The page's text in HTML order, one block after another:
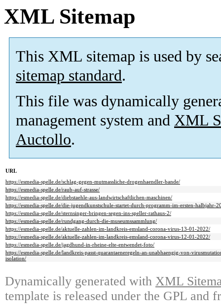
XML Sitemap
This XML sitemap is used by
sitemap standard.
This file was dynamically
management system and XML
Auctollo.
URL
https://esmedia-spelle.de/schlag-gegen-mutmassliche-drogenhaendler-bande/
https://esmedia-spelle.de/raub-auf-strasse/
https://esmedia-spelle.de/diebstaehle-aus-landwirtschaftlichen-maschinen/
https://esmedia-spelle.de/die-jugendkunstschule-startet-durch-programm-im-ersten-halbjahr-
https://esmedia-spelle.de/sternsinger-bringen-segen-ins-speller-rathaus-2/
https://esmedia-spelle.de/rundgang-durch-die-museumssammlung/
https://esmedia-spelle.de/aktuelle-zahlen-im-landkreis-emsland-corona-virus-13-01-2022/
https://esmedia-spelle.de/aktuelle-zahlen-im-landkreis-emsland-corona-virus-12-01-2022/
https://esmedia-spelle.de/jagdhund-in-rheine-elte-entwendet-foto/
https://esmedia-spelle.de/landkreis-passt-quarantaeneregeln-an-unabhaengig-von-
isolation/
Dynamically generated with XML
template is released under the GPL and